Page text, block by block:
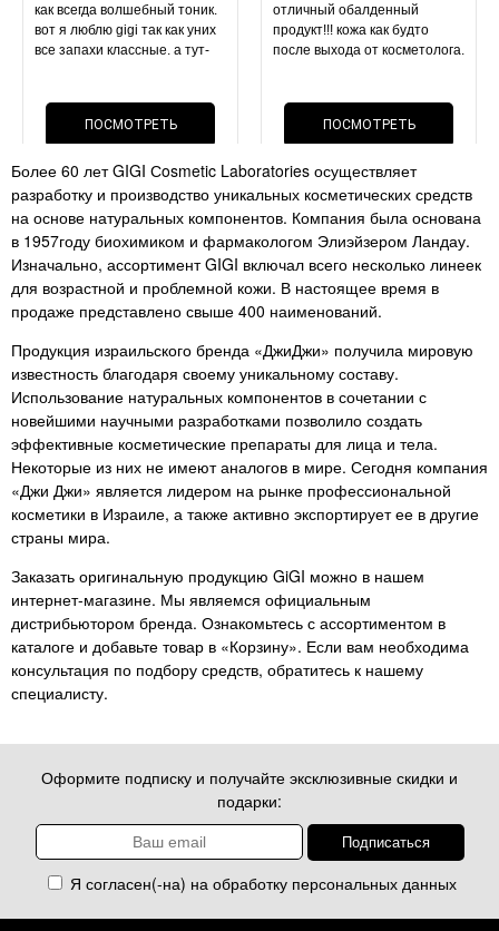
как всегда волшебный тоник.
вот я люблю gigi так как уних
все запахи классные. а тут-
лосьон(( но это не важно,
эффект- все что описано по
нереально!!! мои черные
точки. расширенные поры-
супер средство как и всегда .
не перестану это писать в
каждом продукте.!
ПОСМОТРЕТЬ
ОТЗЫВ
отличный обалденный
продукт!!! кожа как будто
после выхода от косметолога.
приятной текстуры.
результат на 2 й день . стоит
косметика данного бренда
ПОСМОТРЕТЬ
ОТЗЫВ
Более 60 лет GIGI Сosmetic Laboratories осуществляет
разработку и производство уникальных косметических средств
на основе натуральных компонентов. Компания была основана
в 1957году биохимиком и фармакологом Элиэйзером Ландау.
Изначально, ассортимент GIGI включал всего несколько линеек
для возрастной и проблемной кожи. В настоящее время в
продаже представлено свыше 400 наименований.
Продукция израильского бренда «ДжиДжи» получила мировую
известность благодаря своему уникальному составу.
Использование натуральных компонентов в сочетании с
новейшими научными разработками позволило создать
эффективные косметические препараты для лица и тела.
Некоторые из них не имеют аналогов в мире. Сегодня компания
«Джи Джи» является лидером на рынке профессиональной
косметики в Израиле, а также активно экспортирует ее в другие
страны мира.
Заказать оригинальную продукцию GiGI можно в нашем
интернет-магазине. Мы являемся официальным
дистрибьютором бренда. Ознакомьтесь с ассортиментом в
каталоге и добавьте товар в «Корзину». Если вам необходима
консультация по подбору средств, обратитесь к нашему
специалисту.
Оформите подписку и получайте эксклюзивные скидки и
подарки:
Я согласен(-на) на обработку персональных данных